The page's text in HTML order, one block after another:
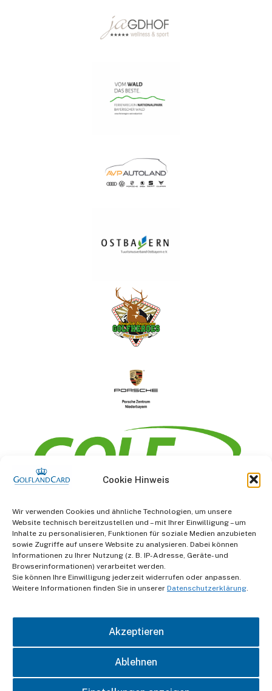
Cookie Hinweis
Wir verwenden Cookies und ähnliche Technologien, um unsere
Website technisch bereitzustellen und – mit Ihrer Einwilligung – um
Inhalte zu personalisieren, Funktionen für soziale Medien anzubieten
sowie Zugriffe auf unsere Website zu analysieren. Dabei können
Informationen zu Ihrer Nutzung (z. B. IP-Adresse, Geräte- und
Browserinformationen) verarbeitet werden.
Sie können Ihre Einwilligung jederzeit widerrufen oder anpassen.
Weitere Informationen finden Sie in unserer Datenschutzerklärung.
Akzeptieren
Ablehnen
Information
AGB
Datenschutz
Impressum
Kontakt